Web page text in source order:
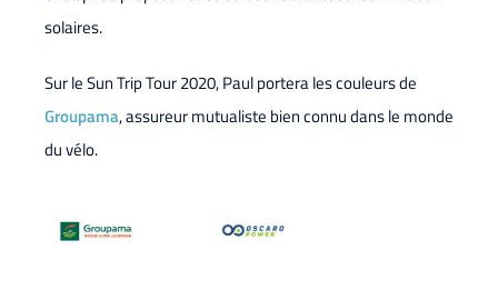
solaires.
Sur le Sun Trip Tour 2020, Paul portera les couleurs de
Groupama, assureur mutualiste bien connu dans le monde
du vélo.